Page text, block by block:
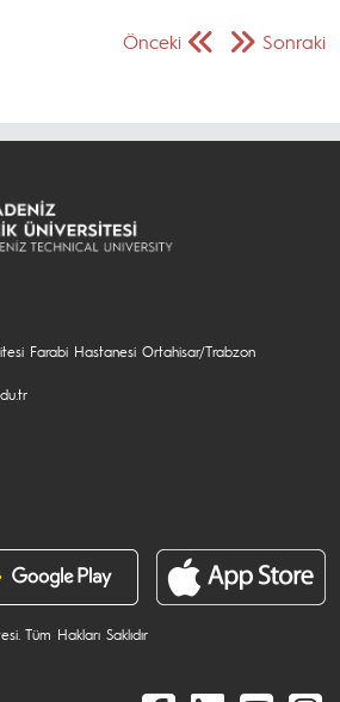
Önceki Sonraki
Farabi Hastanesi Ortahisar/Trabzon
Tüm Hakları Saklıdır